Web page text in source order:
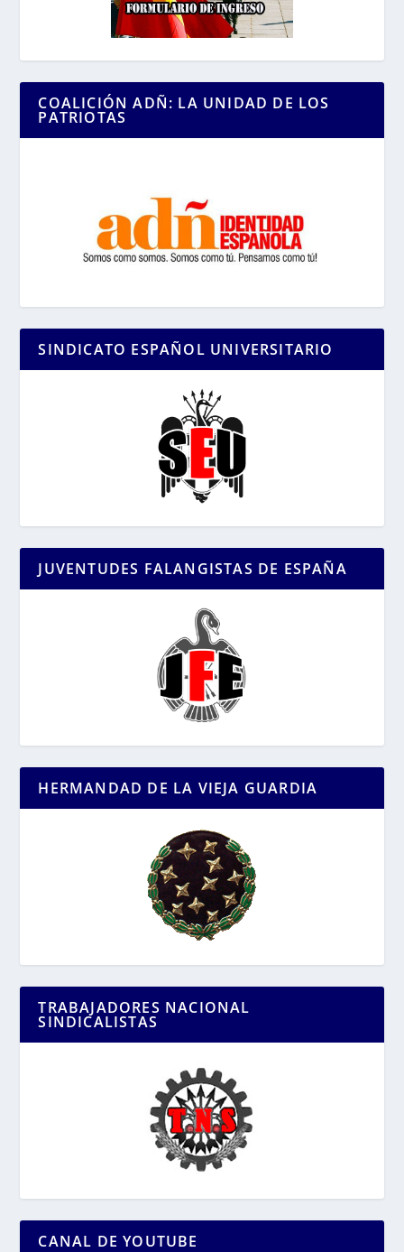
COALICIÓN ADÑ: LA UNIDAD DE LOS
PATRIOTAS
SINDICATO ESPAÑOL UNIVERSITARIO
JUVENTUDES FALANGISTAS DE ESPAÑA
HERMANDAD DE LA VIEJA GUARDIA
TRABAJADORES NACIONAL
SINDICALISTAS
CANAL DE YOUTUBE